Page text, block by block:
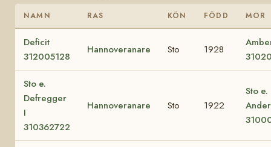
NAMN RAS KÖN FÖDD MOR
Deficit
312005128
Hannoveranare Sto 1928
Sto e.
Defregger
I
310362722
Hannoveranare Sto 1922
Sto e.